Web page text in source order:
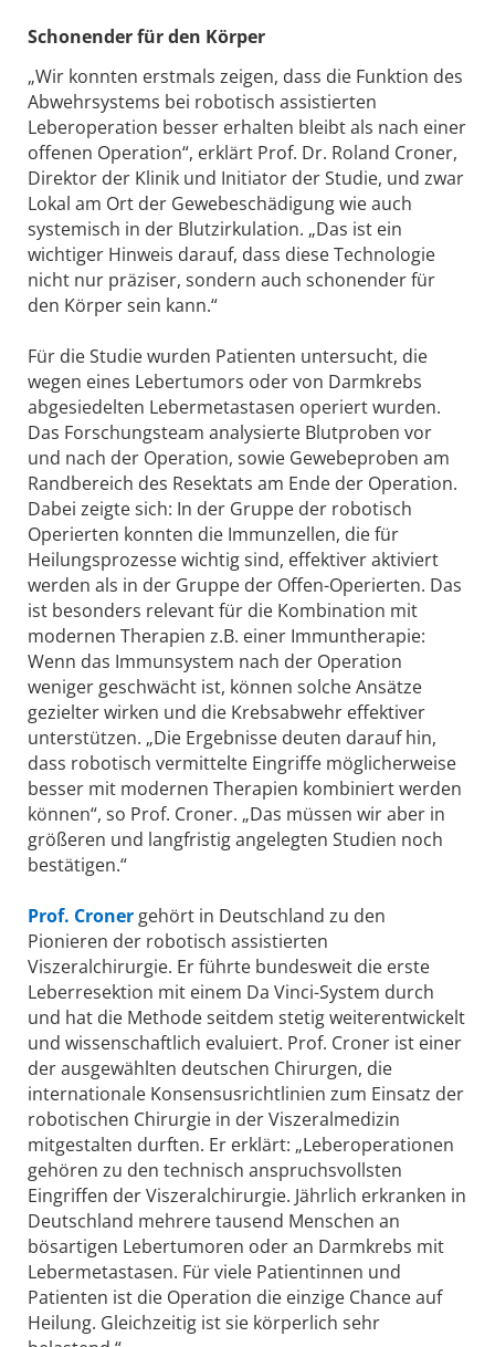
Schonender für den Körper
„Wir konnten erstmals zeigen, dass die Funktion des
Abwehrsystems bei robotisch assistierten
Leberoperation besser erhalten bleibt als nach einer
offenen Operation“, erklärt Prof. Dr. Roland Croner,
Direktor der Klinik und Initiator der Studie, und zwar
Lokal am Ort der Gewebeschädigung wie auch
systemisch in der Blutzirkulation. „Das ist ein
wichtiger Hinweis darauf, dass diese Technologie
nicht nur präziser, sondern auch schonender für
den Körper sein kann.“
Für die Studie wurden Patienten untersucht, die
wegen eines Lebertumors oder von Darmkrebs
abgesiedelten Lebermetastasen operiert wurden.
Das Forschungsteam analysierte Blutproben vor
und nach der Operation, sowie Gewebeproben am
Randbereich des Resektats am Ende der Operation.
Dabei zeigte sich: In der Gruppe der robotisch
Operierten konnten die Immunzellen, die für
Heilungsprozesse wichtig sind, effektiver aktiviert
werden als in der Gruppe der Offen-Operierten. Das
ist besonders relevant für die Kombination mit
modernen Therapien z.B. einer Immuntherapie:
Wenn das Immunsystem nach der Operation
weniger geschwächt ist, können solche Ansätze
gezielter wirken und die Krebsabwehr effektiver
unterstützen. „Die Ergebnisse deuten darauf hin,
dass robotisch vermittelte Eingriffe möglicherweise
besser mit modernen Therapien kombiniert werden
können“, so Prof. Croner. „Das müssen wir aber in
größeren und langfristig angelegten Studien noch
bestätigen.“
Prof. Croner gehört in Deutschland zu den
Pionieren der robotisch assistierten
Viszeralchirurgie. Er führte bundesweit die erste
Leberresektion mit einem Da Vinci-System durch
und hat die Methode seitdem stetig weiterentwickelt
und wissenschaftlich evaluiert. Prof. Croner ist einer
der ausgewählten deutschen Chirurgen, die
internationale Konsensusrichtlinien zum Einsatz der
robotischen Chirurgie in der Viszeralmedizin
mitgestalten durften. Er erklärt: „Leberoperationen
gehören zu den technisch anspruchsvollsten
Eingriffen der Viszeralchirurgie. Jährlich erkranken in
Deutschland mehrere tausend Menschen an
bösartigen Lebertumoren oder an Darmkrebs mit
Lebermetastasen. Für viele Patientinnen und
Patienten ist die Operation die einzige Chance auf
Heilung. Gleichzeitig ist sie körperlich sehr